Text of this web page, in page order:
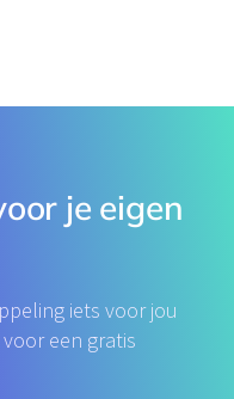
je eigen
iets voor jou
een gratis